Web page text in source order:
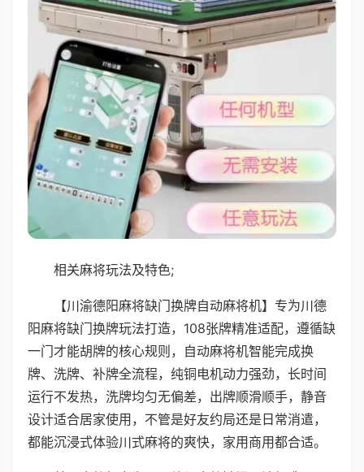
相关麻将玩法及特色;
【川渝德阳麻将缺门换牌自动麻将机】专为川德
阳麻将缺门换牌玩法打造，108张牌精准适配，遵循缺
一门才能胡牌的核心规则，自动麻将机智能完成换
牌、洗牌、补牌全流程，纯铜电机动力强劲，长时间
运行不发热，洗牌均匀无偏差，出牌顺滑顺手，静音
设计适合居家使用，不管是好友约局还是日常消遣，
都能沉浸式体验川式麻将的爽快，家用商用都合适。